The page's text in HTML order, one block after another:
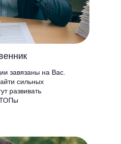
завязаны на Вас.
сильных
развивать